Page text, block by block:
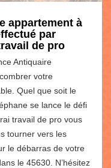
appartement à
par
de pro
Antiquaire
votre
Quel que soit le
se lance le défi
travail de pro vous
tourner vers les
le débarras de votre
le 45630. N’hésitez